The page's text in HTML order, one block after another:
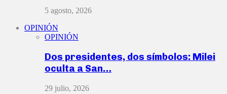
5 agosto, 2026
OPINIÓN
OPINIÓN
Dos presidentes, dos símbolos: Milei
oculta a San…
29 julio, 2026